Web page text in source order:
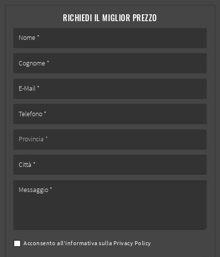
RICHIEDI IL MIGLIOR PREZZO
Acconsento all'informativa sulla Privacy Policy